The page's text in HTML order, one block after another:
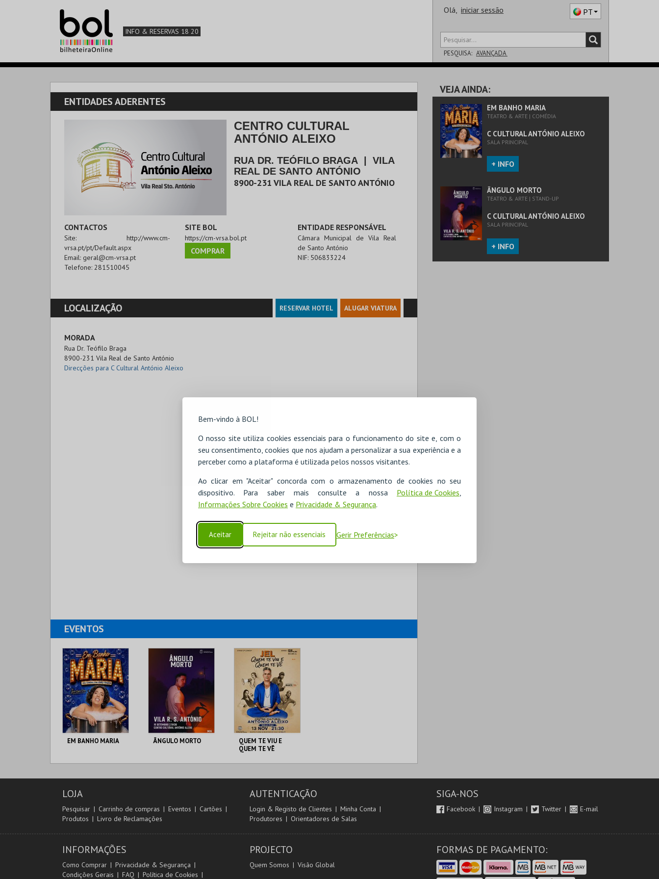
Bem-vindo à BOL!
O nosso site utiliza cookies essenciais para o funcionamento do site e, com o
seu consentimento, cookies que nos ajudam a personalizar a sua experiência e a
perceber como a plataforma é utilizada pelos nossos visitantes.
Ao clicar em "Aceitar" concorda com o armazenamento de cookies no seu
dispositivo. Para saber mais consulte a nossa Política de Cookies
Informações Sobre Cookies e Privacidade & Segurança.
Aceitar Rejeitar não essenciais Gerir Preferências
INFO & RESERVAS 18 20
Olá, iniciar sessão PT
PESQUISA: AVANÇADA
SALA
ENTIDADES ADERENTES
CENTRO CULTURAL
ANTÓNIO ALEIXO
RUA DR. TEÓFILO BRAGA
VILA
REAL DE SANTO ANTÓNIO
8900-231 VILA REAL DE SANTO ANTÓNIO
CONTACTOS
Site: http://www.cm-
vrsa.pt/pt/Default.aspx
Email: geral@cm-vrsa.pt
Telefone: 281510045
SITE BOL
https://cm-vrsa.bol.pt
COMPRAR
ENTIDADE RESPONSÁVEL
Câmara Municipal de Vila Real
de Santo António
NIF: 506833224
LOCALIZAÇÃO RESERVAR HOTEL ALUGAR VIATURA
MORADA
Rua Dr. Teófilo Braga
8900-231 Vila Real de Santo António
Direcções para C Cultural António Aleixo
EVENTOS
EM BANHO MARIA
ANTÓNIO ALEIXO
COMPRAR
ÂNGULO MORTO
ANTÓNIO ALEIXO
QUEM TE VIU E
QUEM TE VÊ
ANTÓNIO ALEIXO
VEJA AINDA:
EM BANHO MARIA
TEATRO & ARTE | COMÉDIA
C CULTURAL ANTÓNIO ALEIXO
SALA PRINCIPAL
+ INFO
ÂNGULO MORTO
TEATRO & ARTE | STAND-UP
C CULTURAL ANTÓNIO ALEIXO
SALA PRINCIPAL
+ INFO
LOJA
Pesquisar Carrinho de compras Eventos
Cartões
Produtos
Livro de Reclamações
AUTENTICAÇÃO
Login & Registo de Clientes
Minha Conta
Produtores
Orientadores de Salas
SIGA-NOS
Facebook Instagram Twitter E-mail
INFORMAÇÕES
Como Comprar
Privacidade & Segurança
Condições Gerais
FAQ Política de Cookies
PROJECTO
Quem Somos Visão Global
FORMAS DE PAGAMENTO: